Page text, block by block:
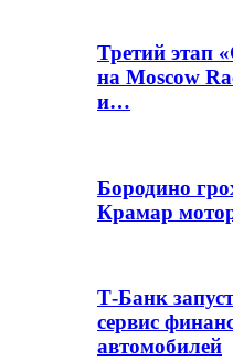
Третий этап
на Moscow
и…
Бородино
Крамар
Т-Банк
сервис
автомобилей